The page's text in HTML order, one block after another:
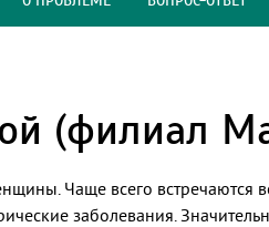
(филиал
Чаще всего встречаются
заболевания.